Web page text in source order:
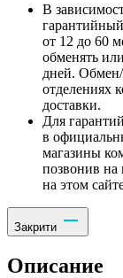
В
от 12 до 60
обменять
дней. Обмен/
отделениях
доставки.
Для
в
магазины
позвонив на
на этом
Закрити
Описание